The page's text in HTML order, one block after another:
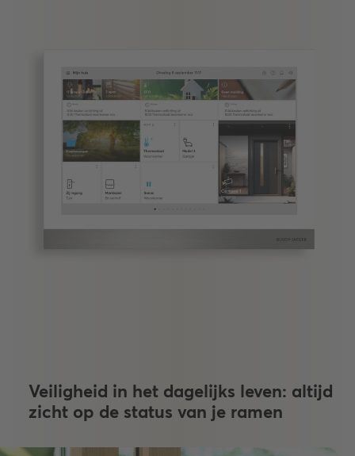
Veiligheid in het dagelijks leven: altijd
zicht op de status van je ramen